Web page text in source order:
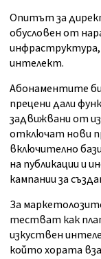
Опитът за
обусловен от
интелект.
Абонаментите
прецени дали
задвижвани от
отключат нови
включително
на публикации и
кампании за
За
тестват как
изкуствен
който хората